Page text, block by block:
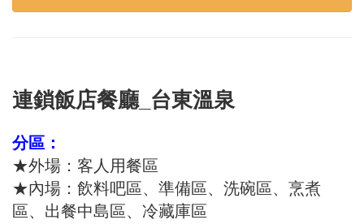
連鎖飯店餐廳_台東溫泉
分區：
★外場 ： 客人用餐區
★內場：飲料吧區、準備區、洗碗區、烹煮
區、出餐中島區、冷藏庫區